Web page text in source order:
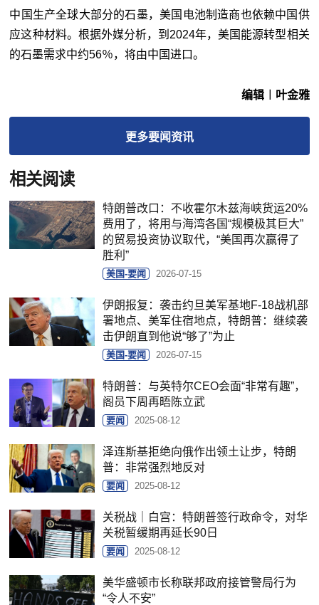
中国生产全球大部分的石墨，美国电池制造商也依赖中国供
应这种材料。根据外媒分析，到2024年，美国能源转型相关
的石墨需求中约56％，将由中国进口。
编辑︱叶金雅
更多要闻资讯
相关阅读
特朗普改口：不收霍尔木兹海峡货运20%
费用了，将用与海湾各国“规模极其巨大”
的贸易投资协议取代，“美国再次赢得了
胜利”
美国-要闻 2026-07-15
伊朗报复：袭击约旦美军基地F-18战机部
署地点、美军住宿地点，特朗普：继续袭
击伊朗直到他说“够了”为止
美国-要闻 2026-07-15
特朗普：与英特尔CEO会面“非常有趣”，
阁员下周再晤陈立武
要闻 2025-08-12
泽连斯基拒绝向俄作出领土让步，特朗
普：非常强烈地反对
要闻 2025-08-12
关税战｜白宫：特朗普签行政命令，对华
关税暂缓期再延长90日
要闻 2025-08-12
美华盛顿市长称联邦政府接管警局行为
“令人不安”